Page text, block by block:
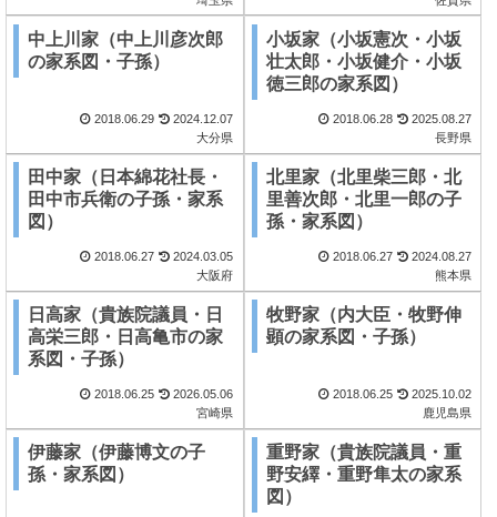
中上川家（中上川彦次郎
の家系図・子孫）
2018.06.29
2024.12.07
大分県
小坂家（小坂憲次・小坂
壮太郎・小坂健介・小坂
徳三郎の家系図）
2018.06.28
2025.08.27
長野県
田中家（日本綿花社長・
田中市兵衛の子孫・家系
図）
2018.06.27
2024.03.05
大阪府
北里家（北里柴三郎・北
里善次郎・北里一郎の子
孫・家系図）
2018.06.27
2024.08.27
熊本県
日高家（貴族院議員・日
高栄三郎・日高亀市の家
系図・子孫）
2018.06.25
2026.05.06
宮崎県
牧野家（内大臣・牧野伸
顕の家系図・子孫）
2018.06.25
2025.10.02
鹿児島県
伊藤家（伊藤博文の子
孫・家系図）
重野家（貴族院議員・重
野安繹・重野隼太の家系
図）